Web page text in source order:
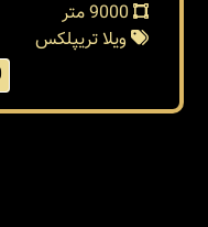
نوشهر / شهر نوشهر
ویلا تریپلکس